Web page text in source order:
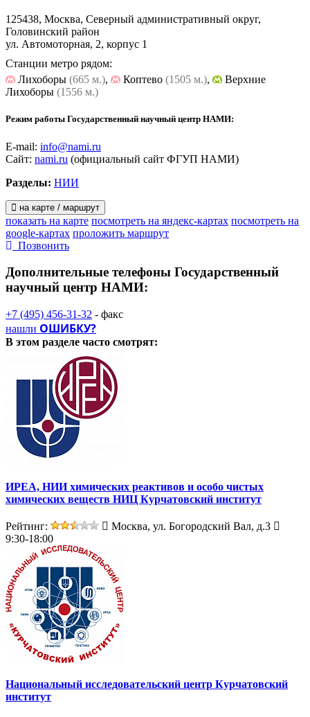
125438, Москва, Северный административный округ,
Головинский район
ул. Автомоторная, 2, корпус 1
Станции метро рядом:
Лихоборы (665 м.), Коптево (1505 м.),
Верхние
Лихоборы (1556 м.)
Режим работы Государственный научный центр НАМИ:
E-mail: info@nami.ru
Сайт: nami.ru (официальный сайт ФГУП НАМИ)
Разделы: НИИ
на карте / маршрут
показать на карте посмотреть на яндекс-картах посмотреть на
google-картах проложить маршрут
Позвонить
Дополнительные телефоны Государственный
научный центр НАМИ:
+7 (495) 456-31-32 - факс
нашли ОШИБКУ?
В этом разделе часто смотрят:
ИРЕА, НИИ химических реактивов и особо чистых
химических веществ НИЦ Курчатовский институт
Рейтинг:
Москва, ул. Богородский Вал, д.3
9:30-18:00
Национальный исследовательский центр Курчатовский
институт